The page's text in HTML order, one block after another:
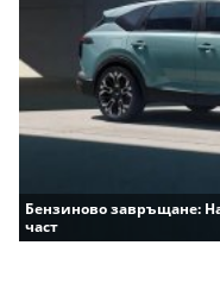
Бензиново завръщане:
част